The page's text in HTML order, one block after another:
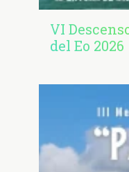
VI
del Eo 2026